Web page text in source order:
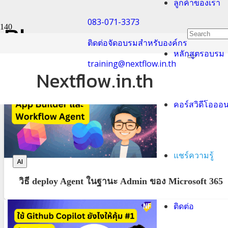
083-071-3373
ติดต่อจัดอบรมสำหรับองค์กร
training@nextflow.in.th
Nextflow.in.th
ลูกค้าของเรา
หลักสูตรอบรม
คอร์สวิดีโอออ
แชร์ความรู้
ติดต่อ
Blog
AI
วิธี deploy Agent ในฐานะ Admin ของ Microsoft 365